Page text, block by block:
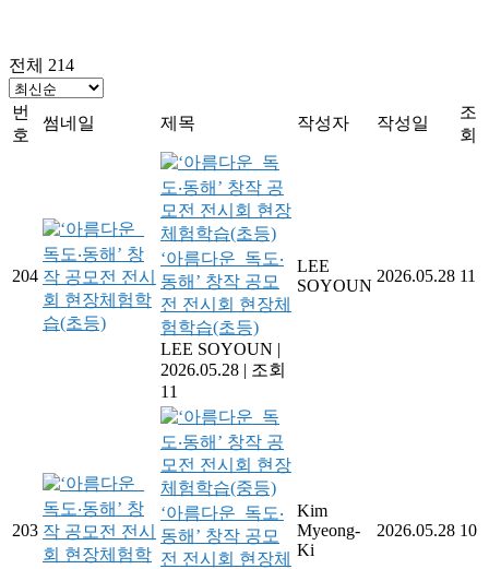
전체 214
번
호
썸네일 제목 작성자 작성일
조
회
204
‘아름다운_독도‧
동해’ 창작 공모
전 전시회 현장체
험학습(초등)
LEE SOYOUN |
2026.05.28 | 조회
11
LEE
SOYOUN
2026.05.28 11
203
‘아름다운_독도‧
동해’ 창작 공모
전 전시회 현장체
Kim
Myeong-
Ki
2026.05.28 10